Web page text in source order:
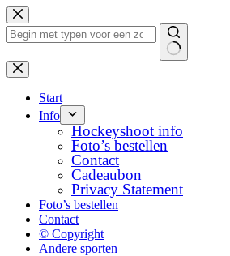
Ga
naar
de
Geen
resultaten
Start
Info
Hockeyshoot info
Foto’s bestellen
Contact
Cadeaubon
Privacy Statement
Foto’s bestellen
Contact
© Copyright
Andere sporten